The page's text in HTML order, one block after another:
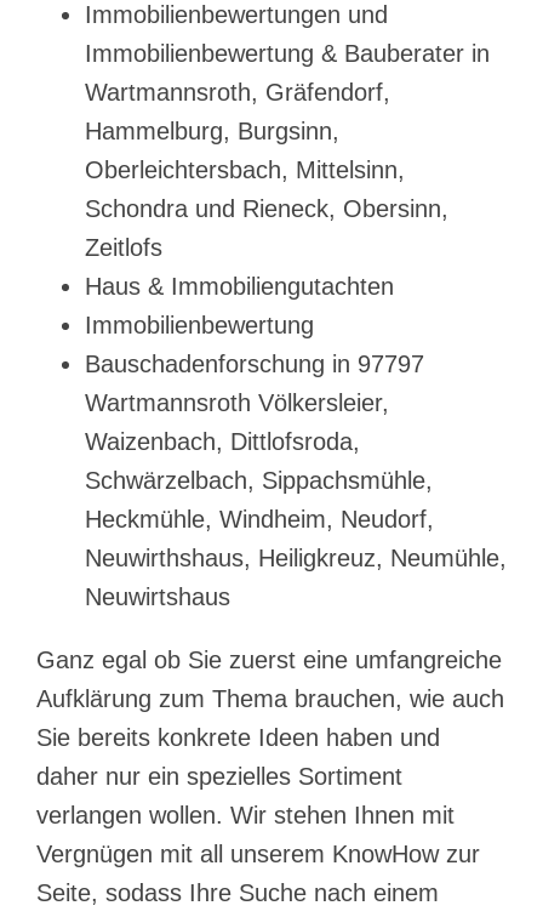
Immobilienbewertungen und
Immobilienbewertung & Bauberater in
Wartmannsroth, Gräfendorf,
Hammelburg, Burgsinn,
Oberleichtersbach, Mittelsinn,
Schondra und Rieneck, Obersinn,
Zeitlofs
Haus & Immobiliengutachten
Immobilienbewertung
Bauschadenforschung in 97797
Wartmannsroth Völkersleier,
Waizenbach, Dittlofsroda,
Schwärzelbach, Sippachsmühle,
Heckmühle, Windheim, Neudorf,
Neuwirthshaus, Heiligkreuz, Neumühle,
Neuwirtshaus
Ganz egal ob Sie zuerst eine umfangreiche
Aufklärung zum Thema brauchen, wie auch
Sie bereits konkrete Ideen haben und
daher nur ein spezielles Sortiment
verlangen wollen. Wir stehen Ihnen mit
Vergnügen mit all unserem KnowHow zur
Seite, sodass Ihre Suche nach einem